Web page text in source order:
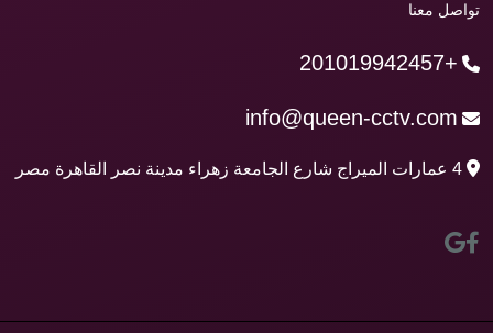
تواصل معنا
+201019942457
info@queen-cctv.com
4 عمارات الميراج شارع الجامعة زهراء مدينة نصر القاهرة مصر